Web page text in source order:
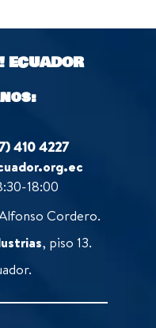
ECUADOR
410 4227
18:00
Cordero.
, piso 13.